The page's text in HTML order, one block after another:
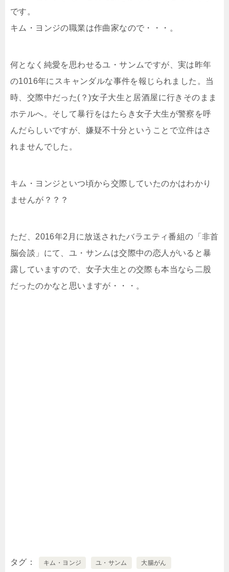
です。
キム・ヨンジの職業は作曲家なので・・・。
何となく純愛を思わせるユ・サンムですが、実は昨年
の1016年にスキャンダルな事件を報じられました。当
時、交際中だった(？)女子大生と居酒屋に行きそのまま
ホテルへ。そして暴行をはたらき女子大生が警察を呼
んだらしいですが、嫌疑不十分ということで立件はさ
れませんでした。
キム・ヨンジといつ頃から交際していたのかはわかり
ませんが？？？
ただ、2016年2月に放送されたバラエティ番組の「非首
脳会談」にて、ユ・サンムは交際中の恋人がいると暴
露していますので、女子大生との交際も本当なら二股
だったのかなと思いますが・・・。
タグ キム・ヨンジ ユ・サンム 大腸がん